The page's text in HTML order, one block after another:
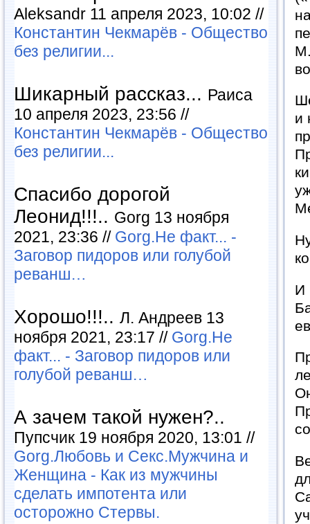
Aleksandr 11 апреля 2023, 10:02 //
Константин Чекмарёв - Общество
без религии...
Шикарный рассказ... Раиса
10 апреля 2023, 23:56 //
Константин Чекмарёв - Общество
без религии...
Спасибо дорогой
Леонид!!!.. Gorg 13 ноября
2021, 23:36 // Gorg.Не факт... -
Заговор пидоров или голубой
реванш…
Хорошо!!!.. Л. Андреев 13
ноября 2021, 23:17 // Gorg.Не
факт... - Заговор пидоров или
голубой реванш…
А зачем такой нужен?..
Пупсчик 19 ноября 2020, 13:01 //
Gorg.Любовь и Секс.Мужчина и
Женщина - Как из мужчины
сделать импотента или
осторожно Стервы.
и
И